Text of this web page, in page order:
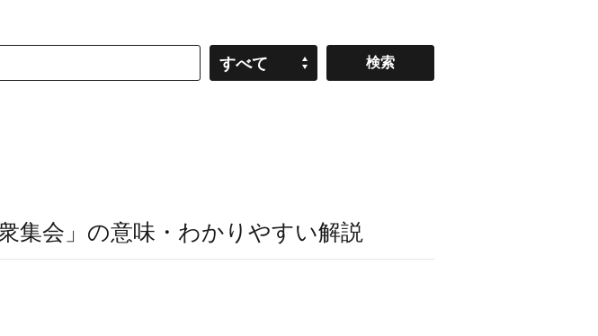
すべて
集会」の意味・わかりやすい解説